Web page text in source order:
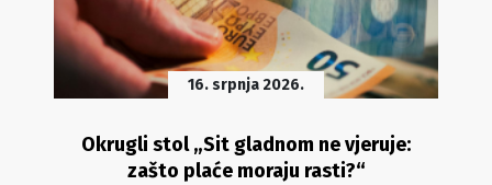
16. srpnja 2026.
Okrugli stol „Sit gladnom ne vjeruje:
zašto plaće moraju rasti?“